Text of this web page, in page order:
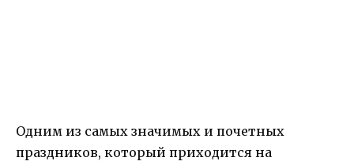
Одним из самых значимых и почетных
праздников, который приходится на